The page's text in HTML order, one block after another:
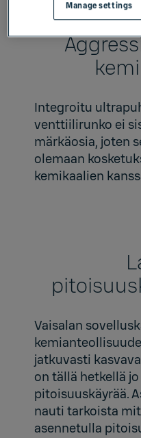
Integroitu
venttiilirunko ei
märkäosia, joten
olemaan
kemikaalien
Vaisalan
jatkuvasti
on tällä hetkellä
pitoisuuskäyrää.
nauti tarkoista
asennetulla
Manage settings